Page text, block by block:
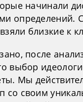
начинали
определений.
близкие к
после
выбор
Мы
со своим